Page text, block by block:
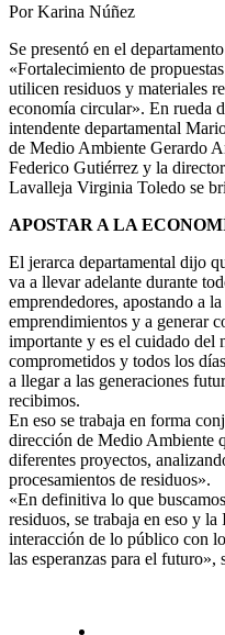
Por Karina Núñez
Se presentó en el
«Fortalecimiento de
utilicen residuos y materiales
economía circular». En rueda
intendente departamental
de Medio Ambiente Gerardo
Federico Gutiérrez y la
Lavalleja Virginia Toledo se
APOSTAR A LA
El jerarca departamental dijo
va a llevar adelante durante
emprendedores, apostando a
emprendimientos y a generar
importante y es el cuidado del
comprometidos y todos los
a llegar a las generaciones
recibimos.
En eso se trabaja en forma
dirección de Medio Ambiente
diferentes proyectos,
procesamientos de residuos».
«En definitiva lo que
residuos, se trabaja en eso y
interacción de lo público con
las esperanzas para el futuro»,